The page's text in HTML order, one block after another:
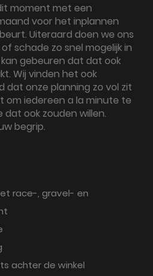
moment met een
voor het inplannen
Uiteraard doen we ons
schade zo snel mogelijk in
gebeuren dat dat ook
Wij vinden het ook
onze planning zo vol zit
om iedereen a la minute te
ook zouden willen.
begrip.
race-, gravel- en
achter de winkel